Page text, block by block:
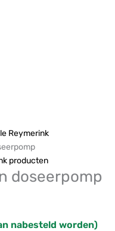
Reymerink
producten
doseerpomp
nabesteld worden)